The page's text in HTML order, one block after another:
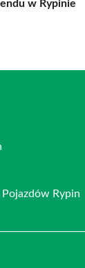
w Rypinie
Rypin